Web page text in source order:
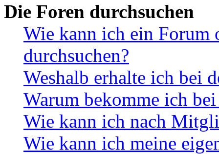
Die Foren durchsuchen
Wie kann ich ein Forum
durchsuchen?
Weshalb erhalte ich bei
Warum bekomme ich
Wie kann ich nach
Wie kann ich meine